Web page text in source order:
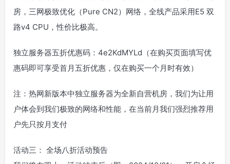
房，三网极致优化（Pure CN2）网络，全线产品采用E5 双
路v4 CPU，性价比极高。
独立服务器五折优惠码：4e2KdMYLd（在购买页面填写优
惠码即可享受首月五折优惠，仅在购买一个月时有效）
注：热网新版本中独立服务器为全新自营机房，我们为让用
户体会到我们极致的网络和性能，在当前月我们强烈推荐用
户先只按月支付
活动三： 全场八折活动预告